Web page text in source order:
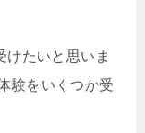
たいと思いま
験をいくつか受